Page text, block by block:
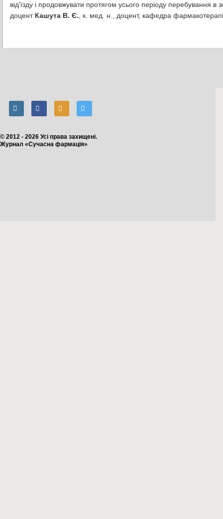
від'їзду і продовжувати протягом усього періоду перебування в
доцент Кашута В. Є. , к. мед. н., доцент, кафедра
© 2012 - 2026 Усі права захищені.
Журнал «Сучасна фармація»